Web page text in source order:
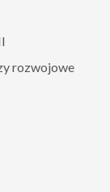
rozwojowe